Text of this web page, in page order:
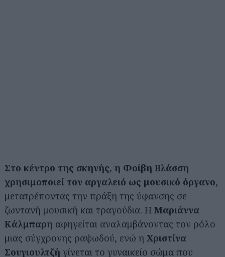
Στο κέντρο της σκηνής, η Φοίβη Βλάσση
χρησιμοποιεί τον αργαλειό ως μουσικό όργανο,
μετατρέποντας την πράξη της ύφανσης σε
ζωντανή μουσική και τραγούδια. Η Μαριάννα
Κάλμπαρη αφηγείται αναλαμβάνοντας τον ρόλο
μιας σύγχρονης ραψωδού, ενώ η Χριστίνα
Σουγιουλτζή γίνεται το γυναικείο σώμα που